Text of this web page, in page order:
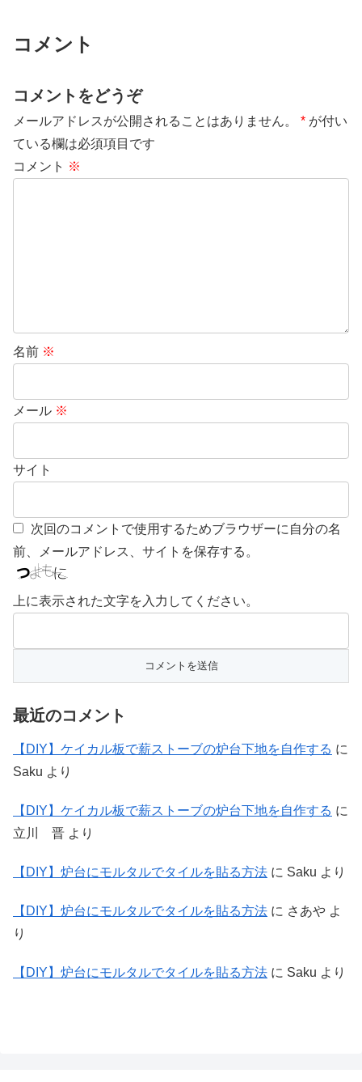
コメント
コメントをどうぞ
メールアドレスが公開されることはありません。 * が付い
ている欄は必須項目です
コメント ※
名前 ※
メール ※
サイト
次回のコメントで使用するためブラウザーに自分の名
前、メールアドレス、サイトを保存する。
上に表示された文字を入力してください。
最近のコメント
【DIY】ケイカル板で薪ストーブの炉台下地を自作する に
Saku より
【DIY】ケイカル板で薪ストーブの炉台下地を自作する に
立川 晋 より
【DIY】炉台にモルタルでタイルを貼る方法 に Saku より
【DIY】炉台にモルタルでタイルを貼る方法 に さあや よ
り
【DIY】炉台にモルタルでタイルを貼る方法 に Saku より